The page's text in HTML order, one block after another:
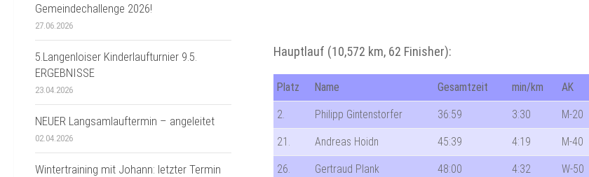
Hauptlauf (10,572 km, 62 Finisher):
Platz Name Gesamtzeit min/km AK
2. Philipp Gintenstorfer 36:59 3:30 M-20
21. Andreas Hoidn 45:39 4:19 M-40
26. Gertraud Plank 48:00 4:32 W-50
Gemeindechallenge 2026!
27.06.2026
5.Langenloiser Kinderlaufturnier 9.5.
ERGEBNISSE
23.04.2026
NEUER Langsamlauftermin – angeleitet
02.04.2026
Wintertraining mit Johann: letzter Termin